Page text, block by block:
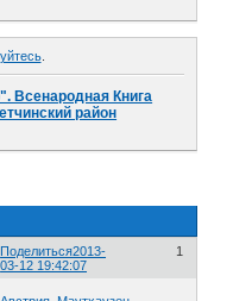
.
Всенародная Книга
район
Поделиться 1
2013-
03-12 19:42:07